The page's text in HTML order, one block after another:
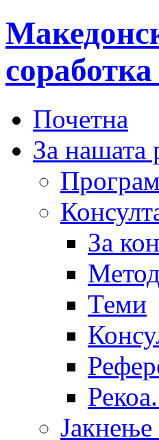
Почетна
За нашата
За
Теми